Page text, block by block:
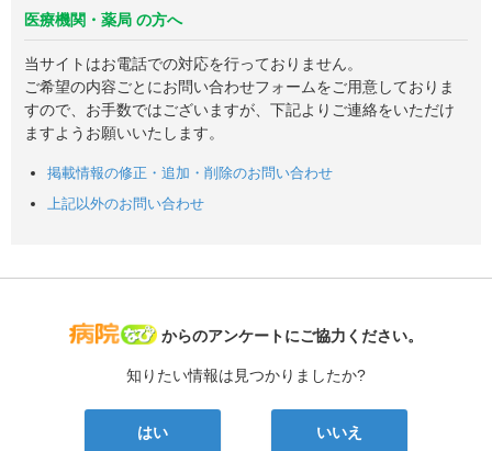
医療機関・薬局 の方へ
当サイトはお電話での対応を行っておりません。
ご希望の内容ごとにお問い合わせフォームをご用意しておりま
すので、お手数ではございますが、下記よりご連絡をいただけ
ますようお願いいたします。
掲載情報の修正・追加・削除のお問い合わせ
上記以外のお問い合わせ
病院なび
からのアンケートにご協力ください。
知りたい情報は見つかりましたか?
はい いいえ